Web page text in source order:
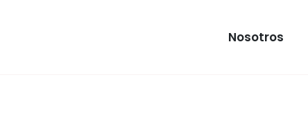
Nosotros